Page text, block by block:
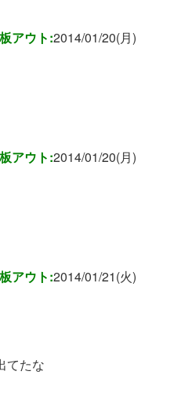
アウト:2014/01/20(月)
アウト:2014/01/20(月)
アウト:2014/01/21(火)
てたな